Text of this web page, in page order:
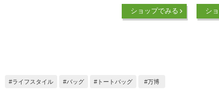
年版 / トート 大阪・
関西万博 バッグ 大
ショップでみる
式 グ
ラク
シ
ライフスタイル バッグ トートバッグ 万博